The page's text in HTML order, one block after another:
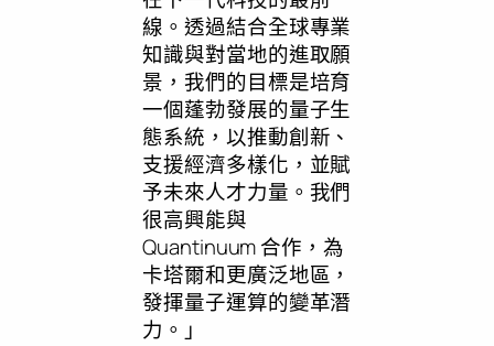
線。透過結合全球專業
知識與對當地的進取願
景，我們的目標是培育
一個蓬勃發展的量子生
態系統，以推動創新、
支援經濟多樣化，並賦
予未來人才力量。我們
很高興能與
Quantinuum 合作，為
卡塔爾和更廣泛地區，
發揮量子運算的變革潛
力。」